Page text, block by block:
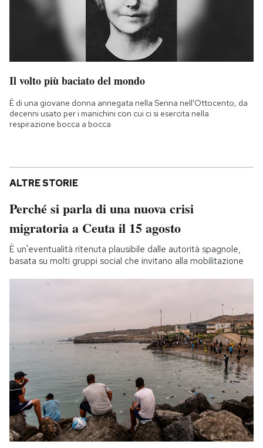
Il volto più baciato del mondo
È di una giovane donna annegata nella Senna nell'Ottocento, da
decenni usato per i manichini con cui ci si esercita nella
respirazione bocca a bocca
ALTRE STORIE
Perché si parla di una nuova crisi
migratoria a Ceuta il 15 agosto
È un'eventualità ritenuta plausibile dalle autorità spagnole,
basata su molti gruppi social che invitano alla mobilitazione